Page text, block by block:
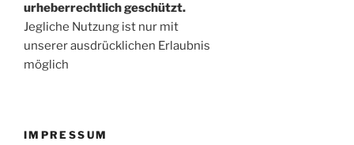
urheberrechtlich geschützt.
Jegliche Nutzung ist nur mit
unserer ausdrücklichen Erlaubnis
möglich
IMPRESSUM